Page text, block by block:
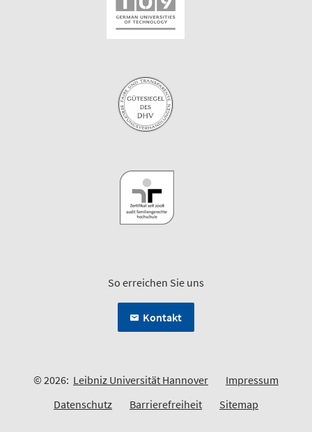
So erreichen Sie uns
Kontakt
© 2026: Leibniz Universität Hannover
Impressum
Datenschutz
Barrierefreiheit Sitemap